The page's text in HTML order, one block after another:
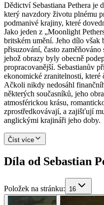
Dědictví Sebastiana Pethera je
který navzdory životu plnému
podmanivé krajiny, které
Jako jeden z „Moonlight
britském umění. Jeho dílo však
přisuzování, často
jehož obrazy byly obecně
propracovanější. Sebastianův
ekonomické zranitelnosti,
Ačkoli nikdy nedosáhl
některých současníků, jeho
atmosférickou krásu,
zprostředkovávají, a zajišťují
anglickými krajináři jeho doby.
Číst více
Díla od Sebastian
Položek na stránku: 16